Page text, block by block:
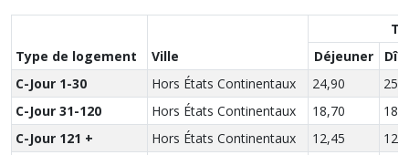
Type de logement Ville
Déjeuner
C-Jour 1-30
Hors États Continentaux 24,90
C-Jour 31-120
Hors États Continentaux 18,70
C-Jour 121 +
Hors États Continentaux 12,45